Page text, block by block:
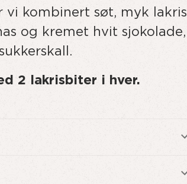
vi kombinert søt, myk lakris
og kremet hvit sjokolade,
2 lakrisbiter i hver.